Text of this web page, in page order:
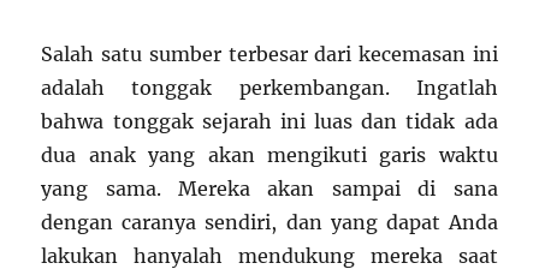
Salah satu sumber terbesar dari kecemasan ini
adalah tonggak perkembangan. Ingatlah
bahwa tonggak sejarah ini luas dan tidak ada
dua anak yang akan mengikuti garis waktu
yang sama. Mereka akan sampai di sana
dengan caranya sendiri, dan yang dapat Anda
lakukan hanyalah mendukung mereka saat